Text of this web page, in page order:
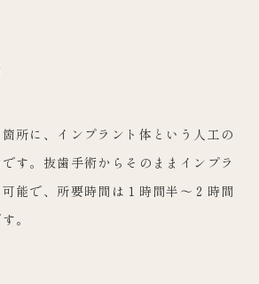
所に、インプラント体という人工の
す。抜歯手術からそのままインプラ
能で、所要時間は１時間半～２時間
。